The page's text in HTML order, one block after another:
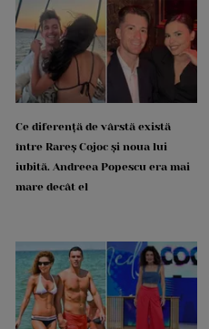
Ce diferență de vârstă există
între Rareș Cojoc și noua lui
iubită. Andreea Popescu era mai
mare decât el